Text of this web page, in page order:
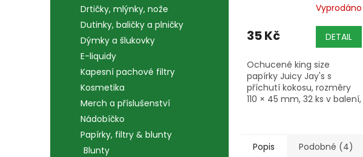
Drtičky, mlýnky, nože
Dutinky, baličky a plničky
Dýmky a šlukovky
E-liquidy
Kapesní pachové filtry
Kosmetika
Merch a příslušenství
Nádobíčko
Papírky, filtry & blunty
Blunty
Vyprodáno
35 Kč DETAIL
Ochucené king size
papírky Juicy Jay's s
příchutí kokosu, rozměry
110 × 45 mm, 32 ks v balení,
potiskem.
Popis Podobné (4)